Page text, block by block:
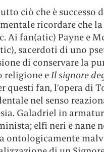
ciò che è successo
ricordare che
Ai fan(atic) Payne e
sacerdoti di uno
di conservare la
religione eIl signore
questi fan, l’opera di
nel senso
Galadriel in
elfi neri e nane
ontologicamente